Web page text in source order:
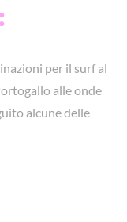
per il surf al
alle onde
alcune delle